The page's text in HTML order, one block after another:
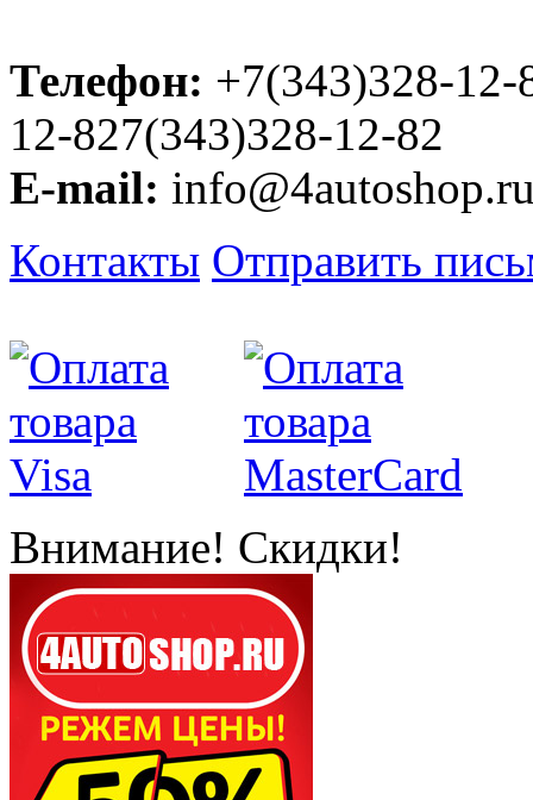
Телефон: +7(343)328-
12-827(343)328-12-82
E-mail:
Контакты Отправить
Внимание! Скидки!